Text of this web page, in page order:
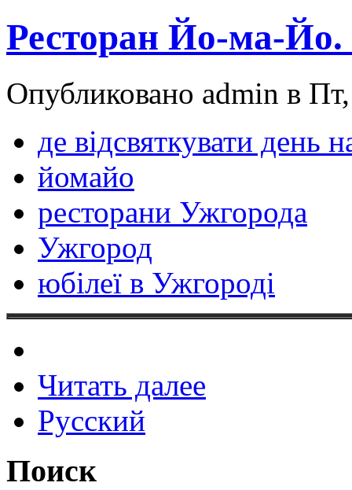
Ресторан Йо-ма-Йо.
Опубликовано admin в
де відсвяткувати день
йомайо
ресторани Ужгорода
Ужгород
юбілеї в Ужгороді
Читать далее
Русский
Поиск